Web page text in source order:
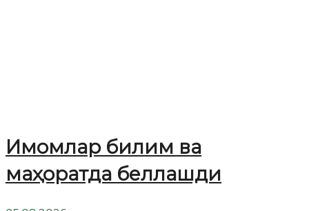
Имомлар билим ва
маҳоратда беллашди